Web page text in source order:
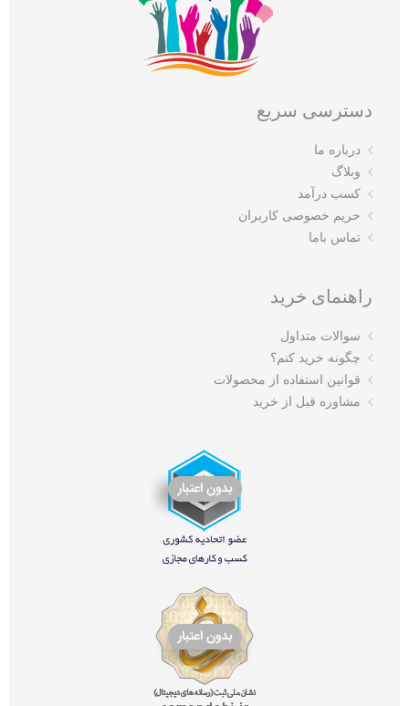
دسترسی سریع
درباره ما
وبلاگ
کسب درآمد
حریم خصوصی کاربران
تماس باما
راهنمای خرید
سوالات متداول
چگونه خرید کنم؟
قوانین استفاده از محصولات
مشاوره قبل از خرید